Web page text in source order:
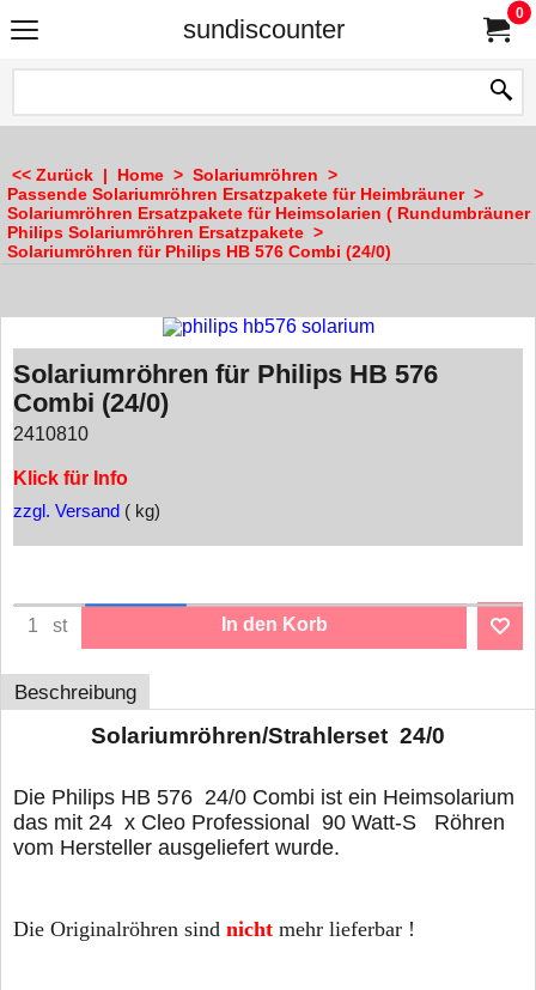
sundiscounter
0
<< Zurück | Home > Solariumröhren >
Passende Solariumröhren Ersatzpakete für Heimbräuner>
Solariumröhren Ersatzpakete für Heimsolarien ( Rundumbräuner
Philips Solariumröhren Ersatzpakete >
Solariumröhren für Philips HB 576 Combi (24/0)
Solariumröhren für Philips HB 576
Combi (24/0)
2410810
Klick für Info
zzgl. Versand kg
st In den Korb
Beschreibung
Solariumröhren/Strahlerset 24/0
Die Philips HB 576 24/0 Combi ist ein Heimsolarium
das mit 24 x Cleo Professional 90 Watt-S Röhren
vom Hersteller ausgeliefert wurde.
Die Originalröhren sind nicht mehr lieferbar !